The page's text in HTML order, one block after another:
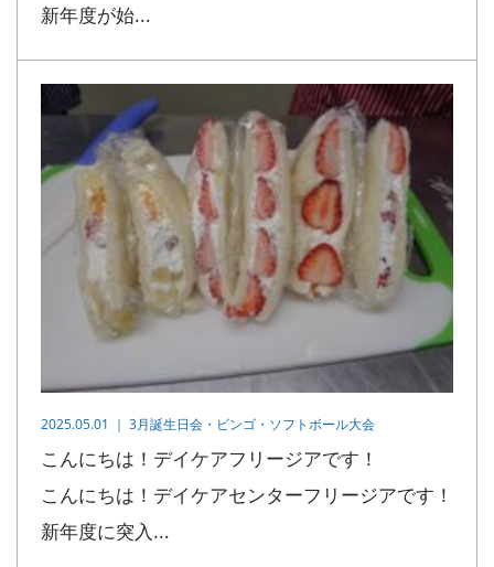
新年度が始...
2025.05.01 ｜ 3月誕生日会・ビンゴ・ソフトボール大会
こんにちは！デイケアフリージアです！
こんにちは！デイケアセンターフリージアです！
新年度に突入...